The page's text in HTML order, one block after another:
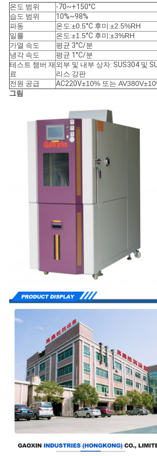
용
문
을
요
구
POLICY
온도 범위
-70~+150°C
습도 범위
10%~98%
파동
온도:±0.5°C 후미:±2.5%RH
일률
온도:±1.5°C 후미:±3%RH
가열 속도
평균 3°C/분
냉각 속도
평균 1°C/분
테스트 챔버 재
료
외부 및 내부 상자: SUS304 및
리스 강판
전원 공급
AC220V±10% 또는
그림